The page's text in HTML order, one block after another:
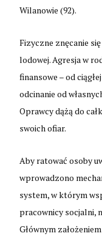
Wilanowie (92).
Fizyczne znęcanie
lodowej. Agresja w
finansowe – od
odcinanie od
Oprawcy dążą do
swoich ofiar.
Aby ratować osoby
wprowadzono
system, w którym
pracownicy socjalni,
Głównym